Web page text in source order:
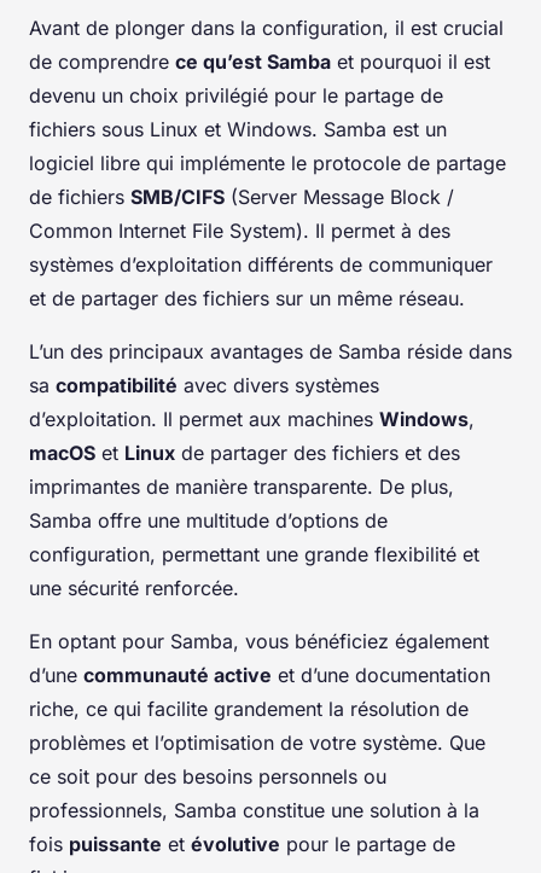
Avant de plonger dans la configuration, il est crucial
de comprendre ce qu’est Samba et pourquoi il est
devenu un choix privilégié pour le partage de
fichiers sous Linux et Windows. Samba est un
logiciel libre qui implémente le protocole de partage
de fichiers SMB/CIFS (Server Message Block /
Common Internet File System). Il permet à des
systèmes d’exploitation différents de communiquer
et de partager des fichiers sur un même réseau.
L’un des principaux avantages de Samba réside dans
sa compatibilité avec divers systèmes
d’exploitation. Il permet aux machines Windows,
macOS et Linux de partager des fichiers et des
imprimantes de manière transparente. De plus,
Samba offre une multitude d’options de
configuration, permettant une grande flexibilité et
une sécurité renforcée.
En optant pour Samba, vous bénéficiez également
d’une communauté active et d’une documentation
riche, ce qui facilite grandement la résolution de
problèmes et l’optimisation de votre système. Que
ce soit pour des besoins personnels ou
professionnels, Samba constitue une solution à la
fois puissante et évolutive pour le partage de